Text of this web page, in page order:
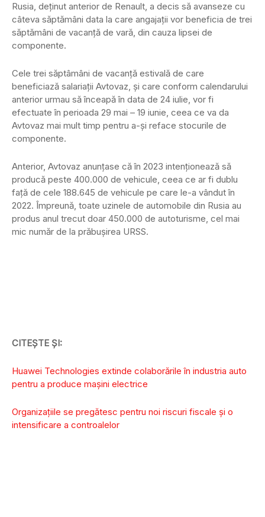
Rusia, deţinut anterior de Renault, a decis să avanseze cu
câteva săptămâni data la care angajaţii vor beneficia de trei
săptămâni de vacanţă de vară, din cauza lipsei de
componente.
Cele trei săptâmâni de vacanţă estivală de care
beneficiază salariaţii Avtovaz, şi care conform calendarului
anterior urmau să înceapă în data de 24 iulie, vor fi
efectuate în perioada 29 mai – 19 iunie, ceea ce va da
Avtovaz mai mult timp pentru a-şi reface stocurile de
componente.
Anterior, Avtovaz anunţase că în 2023 intenţionează să
producă peste 400.000 de vehicule, ceea ce ar fi dublu
faţă de cele 188.645 de vehicule pe care le-a vândut în
2022. Împreună, toate uzinele de automobile din Rusia au
produs anul trecut doar 450.000 de autoturisme, cel mai
mic număr de la prăbuşirea URSS.
CITEȘTE ȘI:
Huawei Technologies extinde colaborările în industria auto
pentru a produce maşini electrice
Organizațiile se pregătesc pentru noi riscuri fiscale și o
intensificare a controalelor